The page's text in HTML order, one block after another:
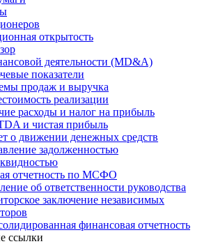
открытость
деятельности (MD&A)
показатели
продаж и выручка
реализации
расходы и налог на прибыль
и чистая прибыль
о движении денежных средств
задолженностью
отчетность по МСФО
об ответственности руководства
заключение независимых
финансовая отчетность
ссылки